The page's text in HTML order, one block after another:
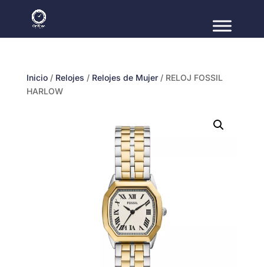
Inicio/ Relojes / Relojes de Mujer/ RELOJ FOSSIL
HARLOW